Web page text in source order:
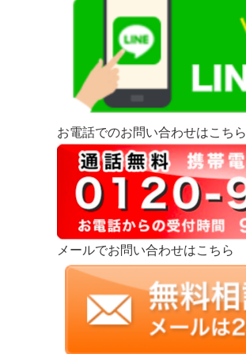
お電話でのお問い合わせはこちら
メールでお問い合わせはこちら